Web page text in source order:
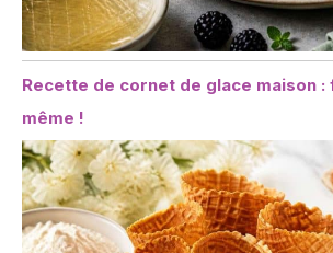
Recette de cornet de glace maison
même !